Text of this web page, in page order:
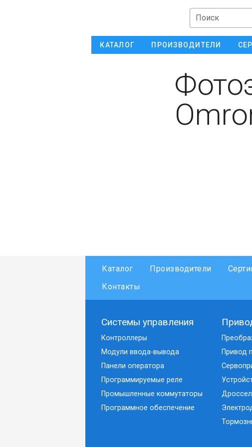
Поиск
КАТАЛОГ ПРОИЗВОДИТЕЛИ
Каталог Производители
Контакты
Системы управления
Контроллеры
Модули ввода-вывода
Панели оператора
Программируемые реле
Промышленные коммутаторы
Программное обеспечение
Привод